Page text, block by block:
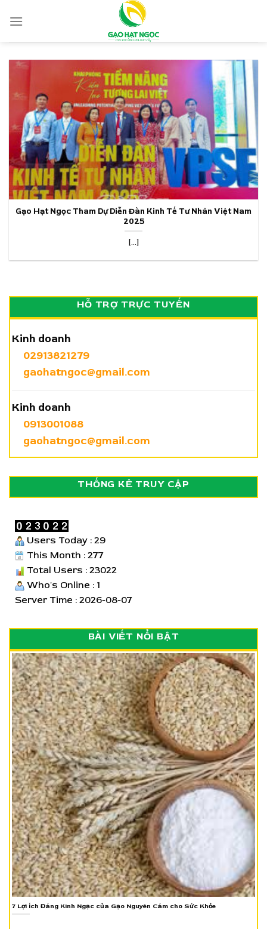
Gạo Hạt Ngọc Tham Dự Diễn Đàn Kinh Tế Tư Nhân Việt Nam
2025
[...]
HỖ TRỢ TRỰC TUYẾN
Kinh doanh
02913821279
gaohatngoc@gmail.com
Kinh doanh
0913001088
gaohatngoc@gmail.com
THỐNG KÊ TRUY CẬP
Users Today : 29
This Month : 277
Total Users : 23022
Who's Online : 1
Server Time : 2026-08-07
BÀI VIẾT NỔI BẬT
7 Lợi Ích Đáng Kinh Ngạc của Gạo Nguyên Cám cho Sức Khỏe